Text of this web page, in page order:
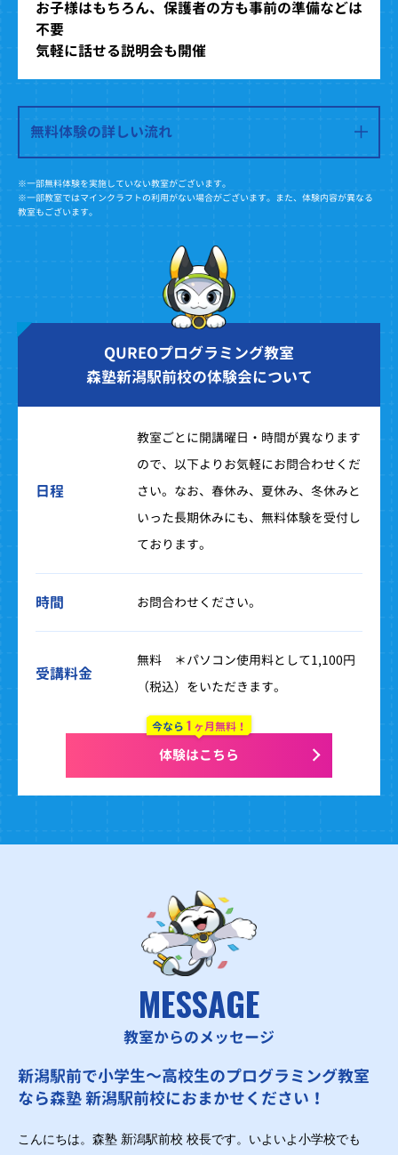
お子様はもちろん、保護者の方も事前の準備などは
不要
気軽に話せる説明会も開催
無料体験の詳しい流れ
※一部無料体験を実施していない教室がございます。
※一部教室ではマインクラフトの利用がない場合がございます。また、体験内容が異なる
教室もございます。
QUREOプログラミング教室
森塾新潟駅前校の体験会について
日程
教室ごとに開講曜日・時間が異なります
ので、以下よりお気軽にお問合わせくだ
さい。なお、春休み、夏休み、冬休みと
いった長期休みにも、無料体験を受付し
ております。
時間 お問合わせください。
受講料金
無料 ＊パソコン使用料として1,100円
（税込）をいただきます。
今なら 1 ヶ月無料！
体験はこちら
MESSAGE
教室からのメッセージ
新潟駅前で小学生～高校生のプログラミング教室
なら森塾 新潟駅前校におまかせください！
こんにちは。森塾 新潟駅前校 校長です。いよいよ小学校でも